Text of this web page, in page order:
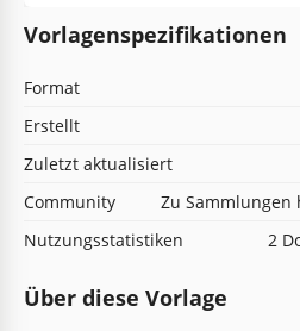
Vorlagenspezifikationen
Format
Erstellt
Zuletzt aktualisiert
Community
Zu
Nutzungsstatistiken
2
Über diese Vorlage